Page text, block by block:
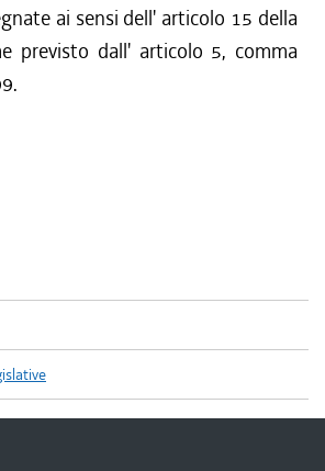
ai sensi dell' articolo 15 della
previsto dall' articolo 5, comma